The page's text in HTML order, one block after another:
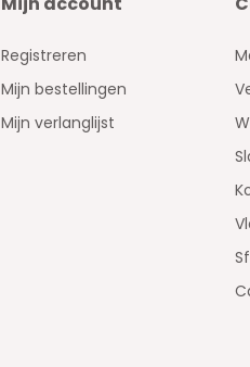
Registreren
Mijn bestellingen
Mijn verlanglijst